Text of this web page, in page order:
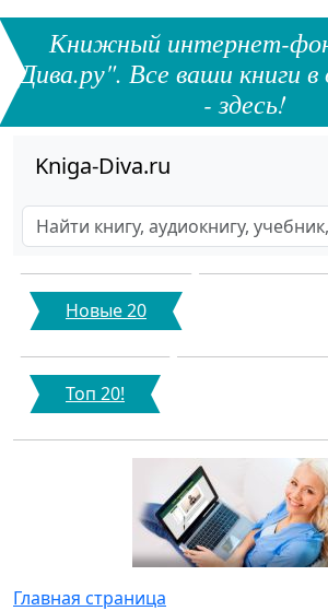
Книжный интернет-
Дива.ру". Все ваши книги
- здесь!
Kniga-Diva.ru
Новые 20
Топ 20!
Главная страница